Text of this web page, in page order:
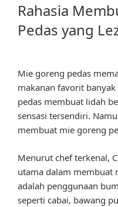
Rahasia
Pedas yang
Mie goreng pedas
makanan favorit
pedas membuat lidah
sensasi tersendiri.
membuat mie goreng
Menurut chef terkenal,
utama dalam membuat
adalah penggunaan
seperti cabai, bawang